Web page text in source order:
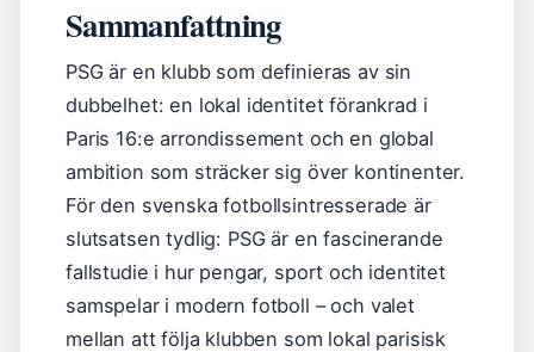
Sammanfattning
PSG är en klubb som definieras av sin
dubbelhet: en lokal identitet förankrad i
Paris 16:e arrondissement och en global
ambition som sträcker sig över kontinenter.
För den svenska fotbollsintresserade är
slutsatsen tydlig: PSG är en fascinerande
fallstudie i hur pengar, sport och identitet
samspelar i modern fotboll – och valet
mellan att följa klubben som lokal parisisk